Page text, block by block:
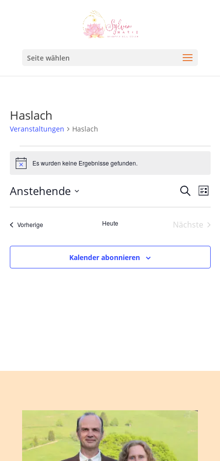
Seite wählen
Haslach
Veranstaltungen Haslach
HinweisEs wurden keine Ergebnisse gefunden.
Suche
und
SucheListe
Anstehende
Datum
wählen.
VorherigeVeranstaltungen Heute
Nächste
Kalender abonnieren